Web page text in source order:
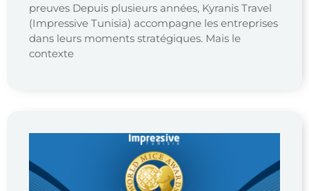
preuves Depuis plusieurs années, Kyranis Travel
(Impressive Tunisia) accompagne les entreprises
dans leurs moments stratégiques. Mais le
contexte